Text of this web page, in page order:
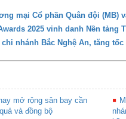
mại Cổ phần Quân đội (MB)
2025 vinh danh Nền tảng
nhánh Bắc Nghệ An, tăng
mở rộng sân bay cần
và đồng bộ